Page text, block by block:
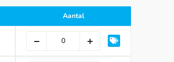
Aantal